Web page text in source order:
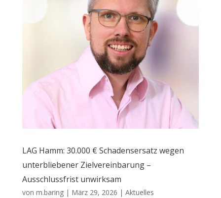
LAG Hamm: 30.000 € Schadensersatz wegen
unterbliebener Zielvereinbarung –
Ausschlussfrist unwirksam
von m.baring| März 29, 2026 | Aktuelles